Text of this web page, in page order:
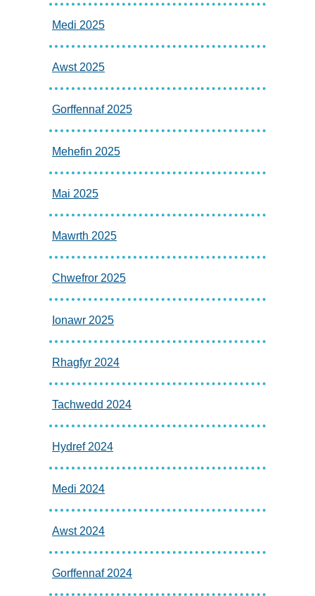
Medi 2025
Awst 2025
Gorffennaf 2025
Mehefin 2025
Mai 2025
Mawrth 2025
Chwefror 2025
Ionawr 2025
Rhagfyr 2024
Tachwedd 2024
Hydref 2024
Medi 2024
Awst 2024
Gorffennaf 2024